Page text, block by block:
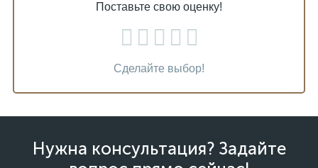
Поставьте свою оценку!
Сделайте выбор!
Нужна консультация? Задайте